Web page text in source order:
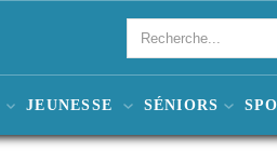
JEUNESSE SÉNIORS